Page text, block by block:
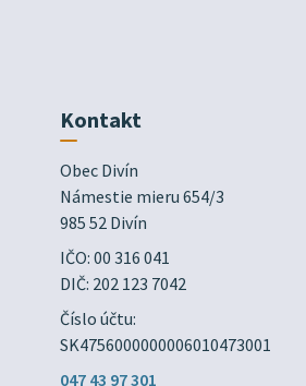
Kontakt
Obec Divín
Námestie mieru 654/3
985 52 Divín
IČO: 00 316 041
DIČ: 202 123 7042
Číslo účtu:
SK4756000000006010473001
047 43 97 301